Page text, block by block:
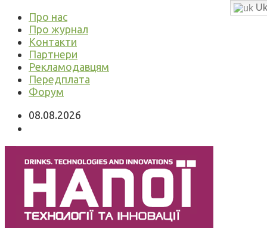
Про нас
Про журнал
Контакти
Партнери
Рекламодавцям
Передплата
Форум
08.08.2026